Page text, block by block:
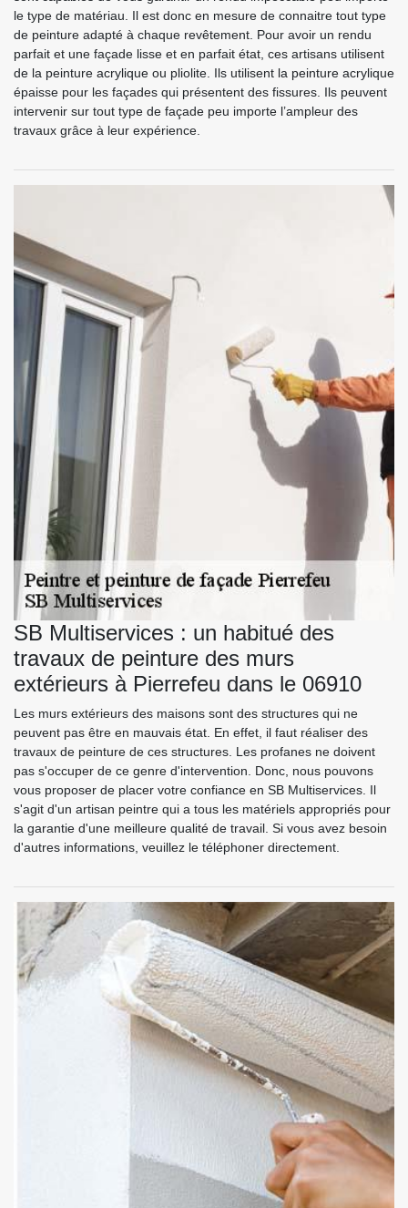
le type de matériau. Il est donc en mesure de connaitre tout type
de peinture adapté à chaque revêtement. Pour avoir un rendu
parfait et une façade lisse et en parfait état, ces artisans utilisent
de la peinture acrylique ou pliolite. Ils utilisent la peinture acrylique
épaisse pour les façades qui présentent des fissures. Ils peuvent
intervenir sur tout type de façade peu importe l’ampleur des
travaux grâce à leur expérience.
SB Multiservices : un habitué des
travaux de peinture des murs
extérieurs à Pierrefeu dans le 06910
Les murs extérieurs des maisons sont des structures qui ne
peuvent pas être en mauvais état. En effet, il faut réaliser des
travaux de peinture de ces structures. Les profanes ne doivent
pas s'occuper de ce genre d'intervention. Donc, nous pouvons
vous proposer de placer votre confiance en SB Multiservices. Il
s'agit d'un artisan peintre qui a tous les matériels appropriés pour
la garantie d'une meilleure qualité de travail. Si vous avez besoin
d'autres informations, veuillez le téléphoner directement.